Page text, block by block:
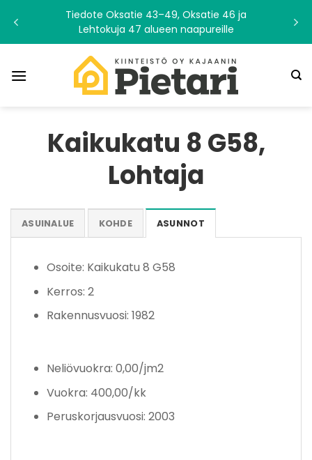
content
Tiedote Oksatie 43–49, Oksatie 46 ja
Lehtokuja 47 alueen naapureille
Kaikukatu 8 G58,
Lohtaja
ASUINALUE KOHDE ASUNNOT
Osoite: Kaikukatu 8 G58
Kerros: 2
Rakennusvuosi: 1982
Neliövuokra: 0,00/jm2
Vuokra: 400,00/kk
Peruskorjausvuosi: 2003